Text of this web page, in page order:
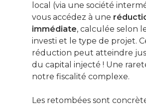
local (via une société
vous accédez à une
immédiate, calculée selon
investi et le type de projet.
réduction peut atteindre
du capital injecté ! Une
notre fiscalité complexe.
Les retombées sont